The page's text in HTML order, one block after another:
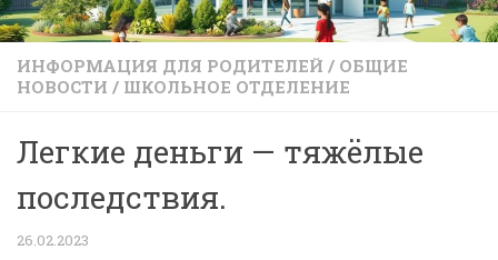
ИНФОРМАЦИЯ ДЛЯ РОДИТЕЛЕЙ / ОБЩИЕ
НОВОСТИ / ШКОЛЬНОЕ ОТДЕЛЕНИЕ
Легкие деньги — тяжёлые
последствия.
26.02.2023